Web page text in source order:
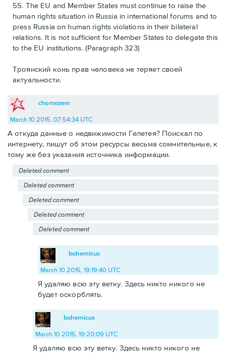
55. The EU and Member States must continue to raise the
human rights situation in Russia in international forums and to
press Russia on human rights violations in their bilateral
relations. It is not sufficient for Member States to delegate this
to the EU institutions. (Paragraph 323)
Троянский конь прав человека не теряет своей
актуальности.
chornozem
March 10 2015, 07:54:34 UTC
А откуда данные о недвижимости Гелетея? Поискал по
интернету, пишут об этом ресурсы весьма сомнительные, к
тому же без указания источника информации.
Deleted comment
Deleted comment
Deleted comment
Deleted comment
Deleted comment
bohemicus
March 10 2015, 19:19:40 UTC
Я удаляю всю эту ветку. Здесь никто никого не
будет оскорблять.
bohemicus
March 10 2015, 19:20:09 UTC
Я удаляю всю эту ветку. Здесь никто никого не